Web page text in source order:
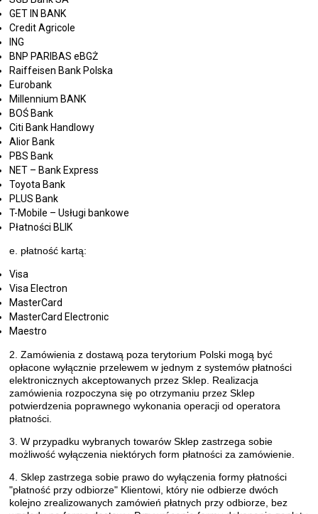
GET IN BANK
Credit Agricole
ING
BNP PARIBAS eBGŻ
Raiffeisen Bank Polska
Eurobank
Millennium BANK
BOŚ Bank
Citi Bank Handlowy
Alior Bank
PBS Bank
NET – Bank Express
Toyota Bank
PLUS Bank
T-Mobile – Usługi bankowe
Płatności BLIK
e. płatność kartą:
Visa
Visa Electron
MasterCard
MasterCard Electronic
Maestro
2. Zamówienia z dostawą poza terytorium Polski mogą być
opłacone wyłącznie przelewem w jednym z systemów płatności
elektronicznych akceptowanych przez Sklep. Realizacja
zamówienia rozpoczyna się po otrzymaniu przez Sklep
potwierdzenia poprawnego wykonania operacji od operatora
płatności.
3. W przypadku wybranych towarów Sklep zastrzega sobie
możliwość wyłączenia niektórych form płatności za zamówienie.
4. Sklep zastrzega sobie prawo do wyłączenia formy płatności
"płatność przy odbiorze" Klientowi, który nie odbierze dwóch
kolejno zrealizowanych zamówień płatnych przy odbiorze, bez